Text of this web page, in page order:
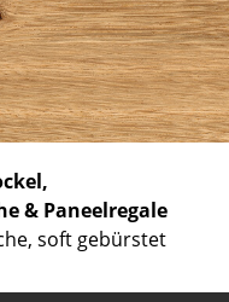
& Paneelregale
soft gebürstet